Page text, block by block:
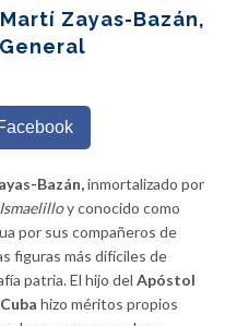
Zayas-Bazán,
Bazán,inmortalizado por
Ismaelilloy conocido como
por sus compañeros de
figuras más difíciles de
patria. El hijo del Apóstol
hizo méritos propios